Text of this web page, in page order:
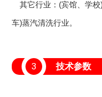
其它行业：(宾馆、学校
车)蒸汽清洗行业。
技术参数
3